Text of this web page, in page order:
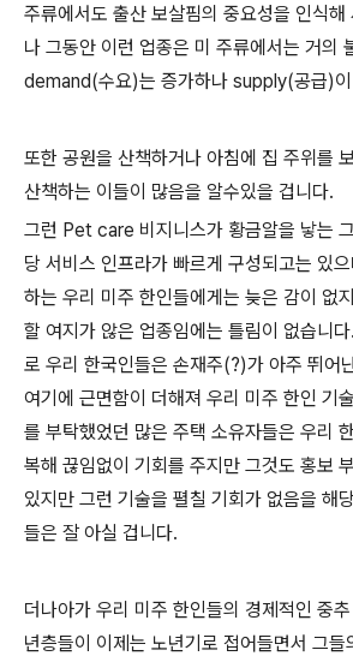
주류에서도 출산 보살핌의 중요성을 인식해
나 그동안 이런 업종은 미 주류에서는 거의
demand(수요)는 증가하나 supply(공급)이
또한 공원을 산책하거나 아침에 집 주위를
산책하는 이들이 많음을 알수있을 겁니다.
그런 Pet care 비지니스가 황금알을 낳는
당 서비스 인프라가 빠르게 구성되고는 있
하는 우리 미주 한인들에게는 늦은 감이 없
할 여지가 않은 업종임에는 틀림이 없습니
로 우리 한국인들은 손재주(?)가 아주 뛰어
여기에 근면함이 더해져 우리 미주 한인 기
를 부탁했었던 많은 주택 소유자들은 우리
복해 끊임없이 기회를 주지만 그것도 홍보
있지만 그런 기술을 펼칠 기회가 없음을 해
들은 잘 아실 겁니다.
더나아가 우리 미주 한인들의 경제적인 중
년층들이 이제는 노년기로 접어들면서 그